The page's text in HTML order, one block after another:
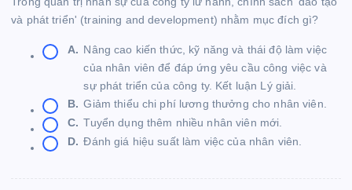
và phát triển' (training and development) nhằm mục đích gì?
A. Nâng cao kiến thức, kỹ năng và thái độ làm việc
của nhân viên để đáp ứng yêu cầu công việc và
sự phát triển của công ty. Kết luận Lý giải.
B. Giảm thiểu chi phí lương thưởng cho nhân viên.
C. Tuyển dụng thêm nhiều nhân viên mới.
D. Đánh giá hiệu suất làm việc của nhân viên.